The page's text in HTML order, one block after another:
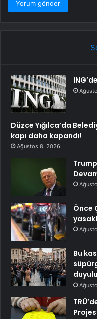
Düzce Yığılca’da
kapı daha kapandı!
Ağustos 8, 2026
Önce
Bu